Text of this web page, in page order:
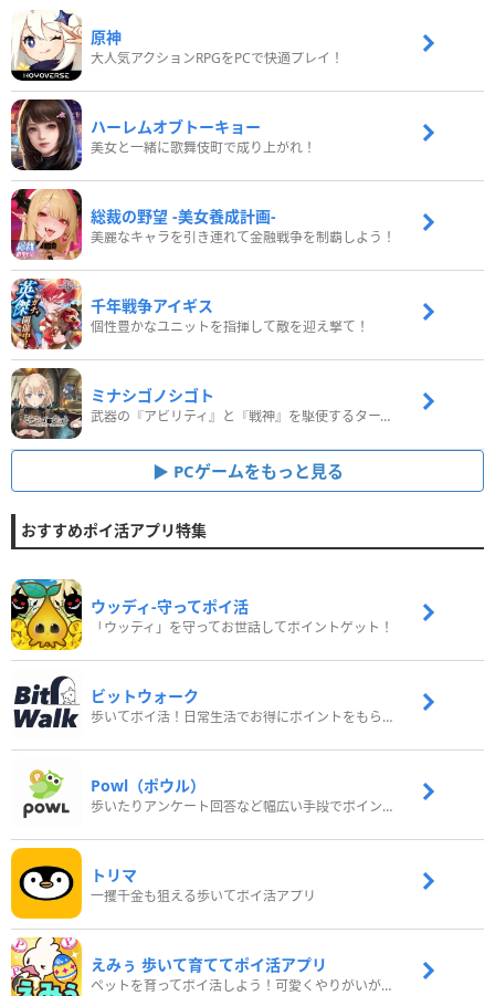
原神
大人気アクションRPGをPCで快適プレイ！
ハーレムオブトーキョー
美女と一緒に歌舞伎町で成り上がれ！
総裁の野望 -美女養成計画-
美麗なキャラを引き連れて金融戦争を制覇しよう！
千年戦争アイギス
個性豊かなユニットを指揮して敵を迎え撃て！
ミナシゴノシゴト
武器の『アビリティ』と『戦神』を駆使するターン制コマンドバトルRPG！
PCゲームをもっと見る
おすすめポイ活アプリ特集
ウッディ‐守ってポイ活
「ウッディ」を守ってお世話してポイントゲット！
ビットウォーク
歩いてポイ活！日常生活でお得にポイントをもらおう
Powl（ポウル）
歩いたりアンケート回答など幅広い手段でポイントをゲット
トリマ
一攫千金も狙える歩いてポイ活アプリ
えみぅ 歩いて育ててポイ活アプリ
ペットを育ってポイ活しよう！可愛くやりがいがある新感覚アプリ